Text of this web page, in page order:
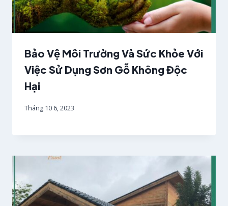
Bảo Vệ Môi Trường Và Sức Khỏe Với
Việc Sử Dụng Sơn Gỗ Không Độc
Hại
Tháng 10 6, 2023